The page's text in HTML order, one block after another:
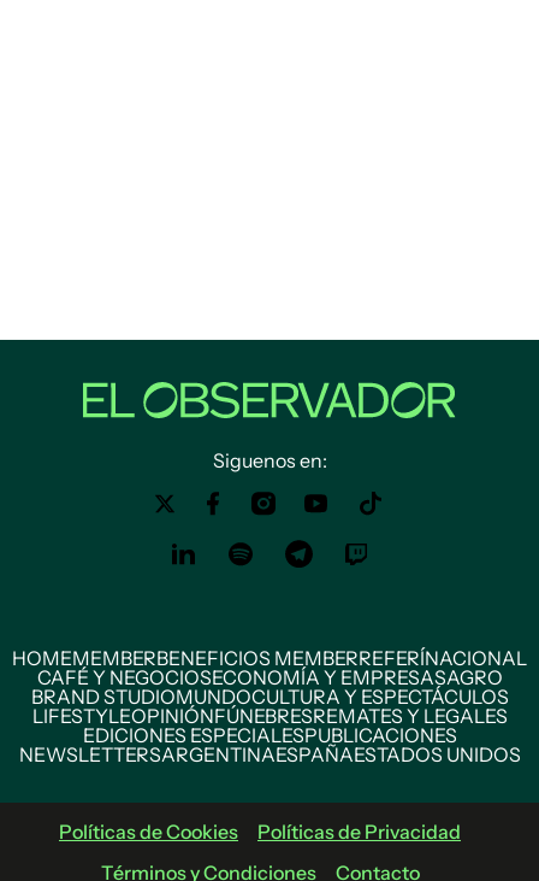
Siguenos en:
HOMEMEMBERBENEFICIOS MEMBERREFERÍNACIONAL
CAFÉ Y NEGOCIOSECONOMÍA Y EMPRESASAGRO
BRAND STUDIOMUNDOCULTURA Y ESPECTÁCULOS
LIFESTYLEOPINIÓNFÚNEBRESREMATES Y LEGALES
EDICIONES ESPECIALESPUBLICACIONES
NEWSLETTERSARGENTINAESPAÑAESTADOS UNIDOS
Políticas de Cookies
Políticas de Privacidad
Términos y Condiciones
Contacto